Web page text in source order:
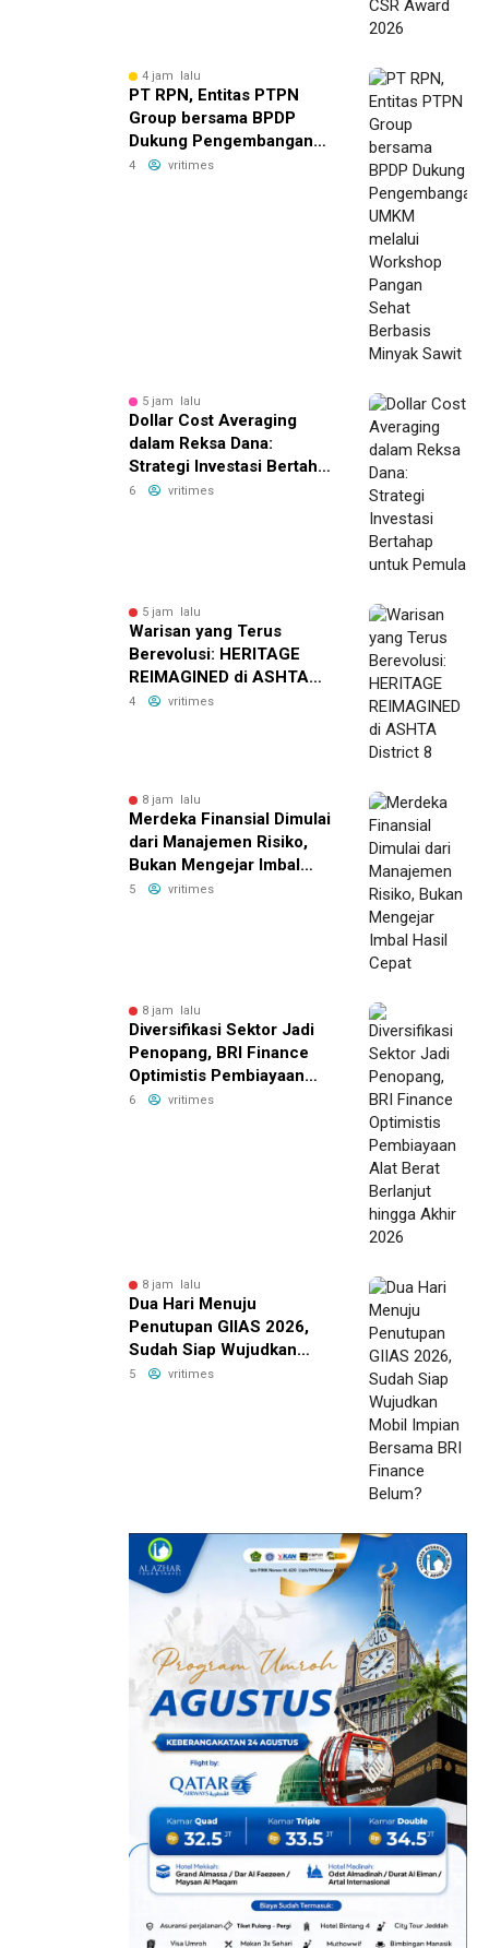
4 jam lalu
PT RPN, Entitas PTPN
Group bersama BPDP
Dukung Pengembangan
UMKM melalui Workshop
4 vritimes
5 jam lalu
Dollar Cost Averaging
dalam Reksa Dana:
Strategi Investasi Bertahap
untuk Pemula
6 vritimes
5 jam lalu
Warisan yang Terus
Berevolusi: HERITAGE
REIMAGINED di ASHTA
District 8
4 vritimes
8 jam lalu
Merdeka Finansial Dimulai
dari Manajemen Risiko,
Bukan Mengejar Imbal
Hasil Cepat
5 vritimes
8 jam lalu
Diversifikasi Sektor Jadi
Penopang, BRI Finance
Optimistis Pembiayaan
Alat Berat Berlanjut hingga
6 vritimes
8 jam lalu
Dua Hari Menuju
Penutupan GIIAS 2026,
Sudah Siap Wujudkan
Mobil Impian Bersama BRI
5 vritimes